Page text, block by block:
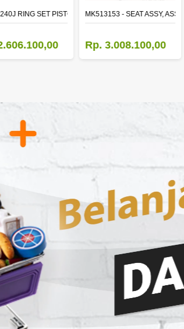
LHRING SET PISTON STDMK513153 - SEAT ASSY,
Rp. 3.008.100,00